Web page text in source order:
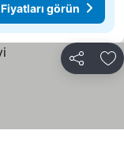
Fiyatları görün
Paylaş